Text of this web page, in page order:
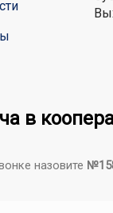
в
назовите